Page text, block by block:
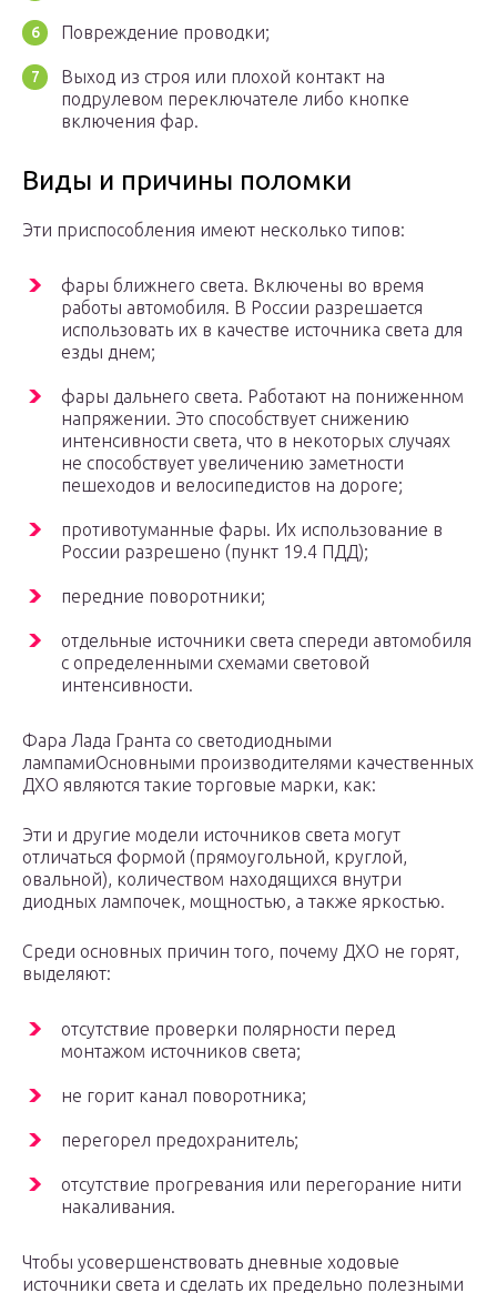
Повреждение проводки;
Выход из строя или плохой контакт на
подрулевом переключателе либо кнопке
включения фар.
Виды и причины поломки
Эти приспособления имеют несколько типов:
фары ближнего света. Включены во время
работы автомобиля. В России разрешается
использовать их в качестве источника света для
езды днем;
фары дальнего света. Работают на пониженном
напряжении. Это способствует снижению
интенсивности света, что в некоторых случаях
не способствует увеличению заметности
пешеходов и велосипедистов на дороге;
противотуманные фары. Их использование в
России разрешено (пункт 19.4 ПДД);
передние поворотники;
отдельные источники света спереди автомобиля
с определенными схемами световой
интенсивности.
Фара Лада Гранта со светодиодными
лампамиОсновными производителями качественных
ДХО являются такие торговые марки, как:
Эти и другие модели источников света могут
отличаться формой (прямоугольной, круглой,
овальной), количеством находящихся внутри
диодных лампочек, мощностью, а также яркостью.
Среди основных причин того, почему ДХО не горят,
выделяют:
отсутствие проверки полярности перед
монтажом источников света;
не горит канал поворотника;
перегорел предохранитель;
отсутствие прогревания или перегорание нити
накаливания.
Чтобы усовершенствовать дневные ходовые
источники света и сделать их предельно полезными